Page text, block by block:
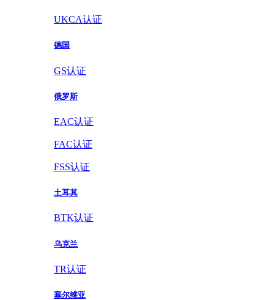
UKCA认证
德国
GS认证
俄罗斯
EAC认证
FAC认证
FSS认证
土耳其
BTK认证
乌克兰
TR认证
塞尔维亚